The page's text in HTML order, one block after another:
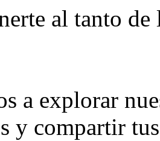
al tanto
a explorar
y compartir